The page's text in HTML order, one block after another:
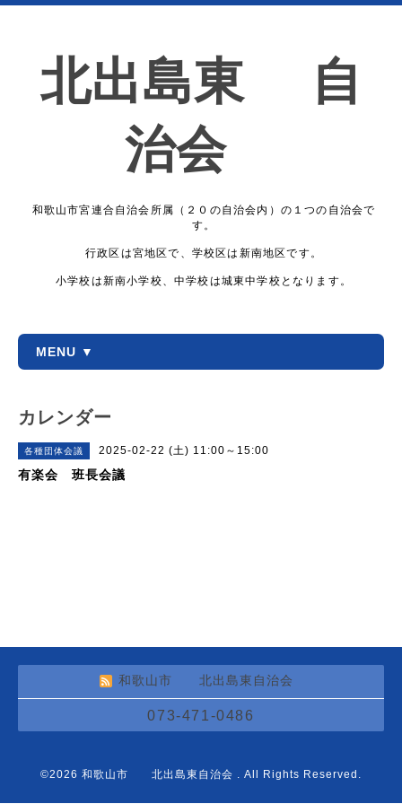
北出島東 自
治会
和歌山市宮連合自治会所属（２０の自治会内）の１つの自治会で
す。
行政区は宮地区で、学校区は新南地区です。
小学校は新南小学校、中学校は城東中学校となります。
MENU ▼
カレンダー
各種団体会議 2025-02-22 (土) 11:00～15:00
有楽会 班長会議
和歌山市 北出島東自治会
073-471-0486
©2026 和歌山市 北出島東自治会 . All Rights Reserved.